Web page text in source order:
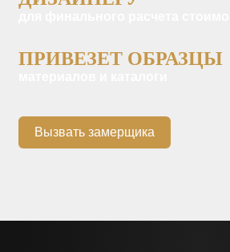
ПРИВЕЗЕТ ОБРАЗЦЫ
Вызвать замерщика